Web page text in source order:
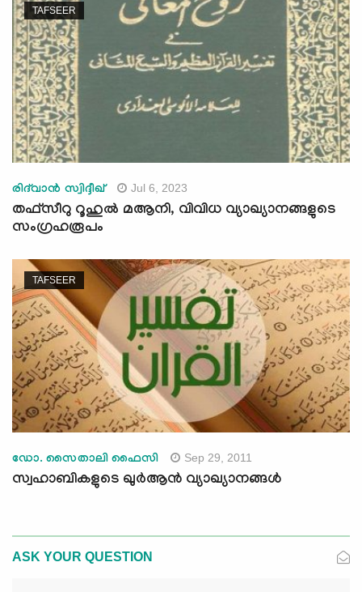
TAFSEER
രിദ്‍വാന്‍ സ്വിദ്ദീഖ് Jul 6, 2023
തഫ്സീറു റൂഹുൽ മആനി, വിവിധ വ്യാഖ്യാനങ്ങളുടെ
സംഗ്രഹരൂപം
TAFSEER
ഡോ. സൈതാലി ഫൈസി Sep 29, 2011
സ്വഹാബികളുടെ ഖുര്‍ആന്‍ വ്യാഖ്യാനങ്ങള്‍
ASK YOUR QUESTION